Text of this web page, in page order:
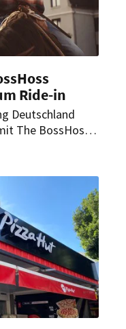
Ride-in
Deutschland
The BossHoss.